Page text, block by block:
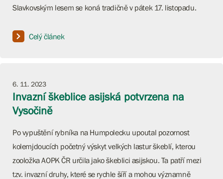
Slavkovským lesem se koná tradičně v pátek 17. listopadu.
Celý článek
6. 11. 2023
Invazní škeblice asijská potvrzena na
Vysočině
Po vypuštění rybníka na Humpolecku upoutal pozornost
kolemjdoucích početný výskyt velkých lastur škeblí, kterou
zooložka AOPK ČR určila jako škeblici asijskou. Ta patří mezi
tzv. invazní druhy, které se rychle šíří a mohou významně